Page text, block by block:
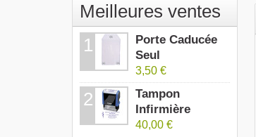
Meilleures ventes
1
Porte Caducée
Seul
3,50 €
2
Tampon
Infirmière
40,00 €